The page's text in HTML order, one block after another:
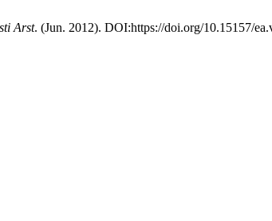
Arst. (Jun. 2012). DOI:https://doi.org/10.15157/